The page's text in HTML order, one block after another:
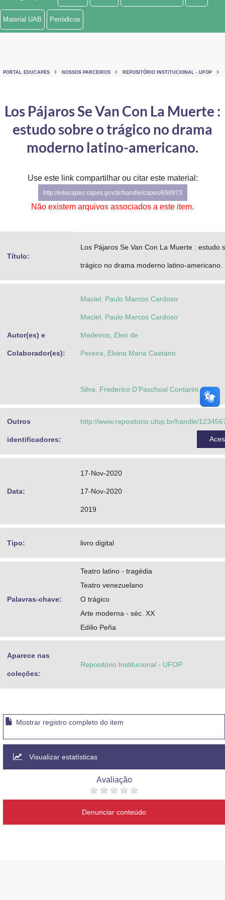
Ministério de Minas e Energia
Controladoria-Geral da União
Ministério da Mulher, da Família e dos Direitos Humanos
Secretaria de Governo
Gabinete de Segurança Institucional
Banco Central do Brasil
Material UAB Periódicos
PORTAL EDUCAPES NOSSOS PARCEIROS REPOSITÓRIO INSTITUCIONAL - UFOP
Los Pájaros Se Van Con La Muerte :
estudo sobre o trágico no drama
moderno latino-americano.
Use este link compartilhar ou citar este material:
http://educapes.capes.gov.br/handle/capes/650973
Não existem arquivos associados a este item.
Título:
Los Pájaros Se Van Con La Muerte : estudo
trágico no drama moderno latino-americano.
Autor(es) e
Colaborador(es):
Maciel, Paulo Marcos Cardoso
Maciel, Paulo Marcos Cardoso
Medeiros, Elen de
Pereira, Elvina Maria Caetano
Silva, Frederico D'Paschoal Contarini da
Outros
identificadores:
http://www.repositorio.ufop.br/handle/
Data:
17-Nov-2020
17-Nov-2020
2019
Tipo: livro digital
Palavras-chave:
Teatro latino - tragédia
Teatro venezuelano
O trágico
Arte moderna - séc. XX
Edilio Peña
Aparece nas
coleções:
Repositório Institucional - UFOP
Mostrar registro completo do item
Visualizar estatísticas
Avaliação
Denunciar conteúdo